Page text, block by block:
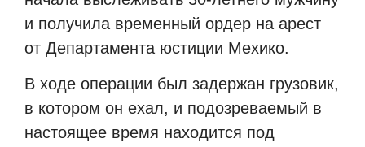
и получила временный ордер на арест
от Департамента юстиции Мехико.
В ходе операции был задержан грузовик,
в котором он ехал, и подозреваемый в
настоящее время находится под